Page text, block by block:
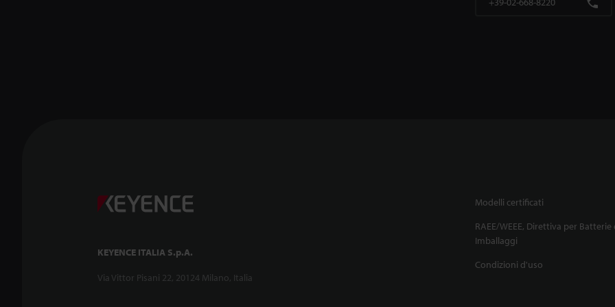
KEYENCE ITALIA S.p.A.
Via Vittor Pisani 22, 20124 Milano, Italia
Modelli certificati
RAEE/WEEE, Direttiva per Batterie
Imballaggi
Condizioni d'uso